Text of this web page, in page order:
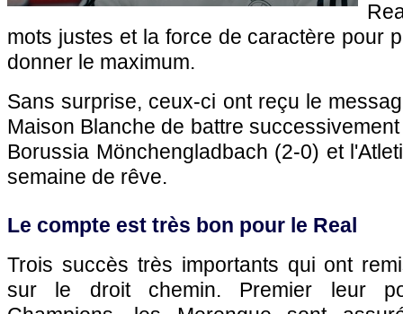
mots justes et la force de caractère pour
donner le maximum.
Sans surprise, ceux-ci ont reçu le
Maison Blanche de battre
Borussia Mönchengladbach (2-0) et
semaine de rêve.
Le compte est très bon pour le Real
Trois succès très importants qui ont
sur le droit chemin. Premier leur